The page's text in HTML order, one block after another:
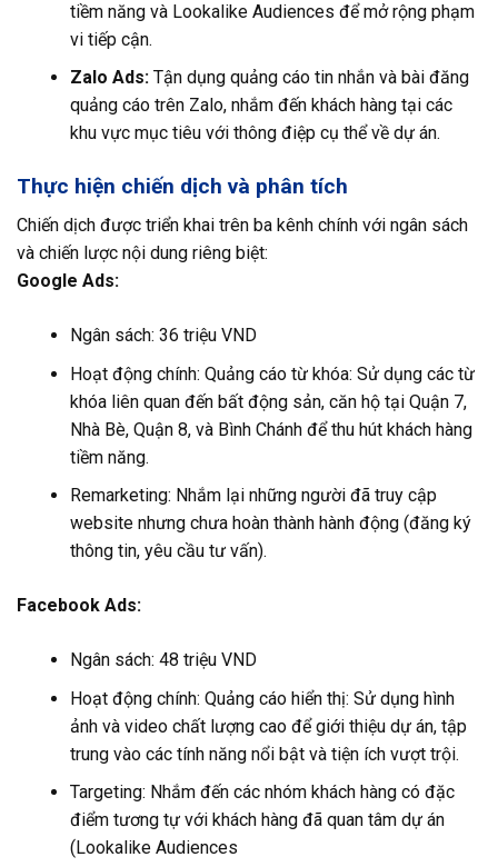
tiềm năng và Lookalike Audiences để mở rộng phạm
vi tiếp cận.
Zalo Ads: Tận dụng quảng cáo tin nhắn và bài đăng
quảng cáo trên Zalo, nhắm đến khách hàng tại các
khu vực mục tiêu với thông điệp cụ thể về dự án.
Thực hiện chiến dịch và phân tích
Chiến dịch được triển khai trên ba kênh chính với ngân sách
và chiến lược nội dung riêng biệt:
Google Ads:
Ngân sách: 36 triệu VND
Hoạt động chính: Quảng cáo từ khóa: Sử dụng các từ
khóa liên quan đến bất động sản, căn hộ tại Quận 7,
Nhà Bè, Quận 8, và Bình Chánh để thu hút khách hàng
tiềm năng.
Remarketing: Nhắm lại những người đã truy cập
website nhưng chưa hoàn thành hành động (đăng ký
thông tin, yêu cầu tư vấn).
Facebook Ads:
Ngân sách: 48 triệu VND
Hoạt động chính: Quảng cáo hiển thị: Sử dụng hình
ảnh và video chất lượng cao để giới thiệu dự án, tập
trung vào các tính năng nổi bật và tiện ích vượt trội.
Targeting: Nhắm đến các nhóm khách hàng có đặc
điểm tương tự với khách hàng đã quan tâm dự án
(Lookalike Audiences